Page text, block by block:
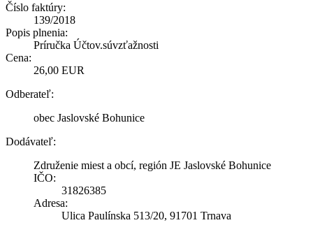
Číslo faktúry:
139/2018
Popis plnenia:
Príručka Účtov.súvzťažnosti
Cena:
26,00 EUR
Odberateľ:
obec Jaslovské Bohunice
Dodávateľ:
Združenie miest a obcí, región JE Jaslovské Bohunice
IČO:
31826385
Adresa:
Ulica Paulínska 513/20, 91701 Trnava